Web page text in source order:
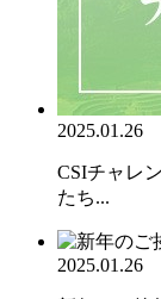
2025.01.26
CSIチャレ
たち...
2025.01.26